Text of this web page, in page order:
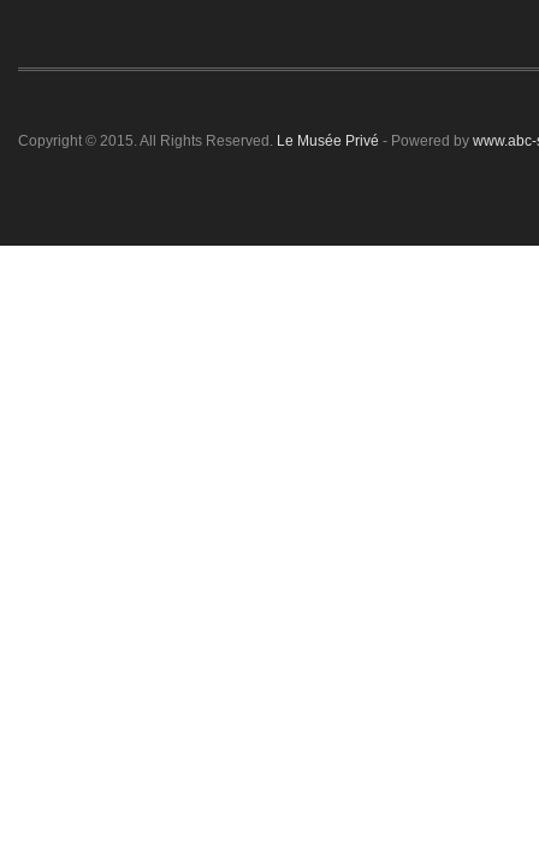
Copyright © 2015. All Rights Reserved. Le Musée Privé - Powered by